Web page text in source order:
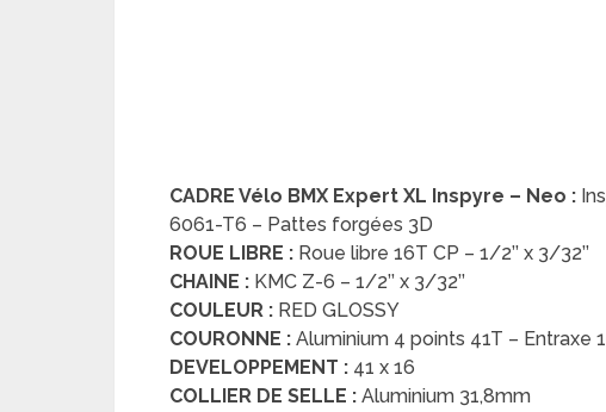
CADRE Vélo BMX Expert XL Inspyre – Neo :
6061-T6 – Pattes forgées 3D
ROUE LIBRE : Roue libre 16T CP – 1/2’’ x 3/32’’
CHAINE : KMC Z-6 – 1/2’’ x 3/32’’
COULEUR : RED GLOSSY
COURONNE : Aluminium 4 points 41T – Entraxe
DEVELOPPEMENT : 41 x 16
COLLIER DE SELLE : Aluminium 31,8mm